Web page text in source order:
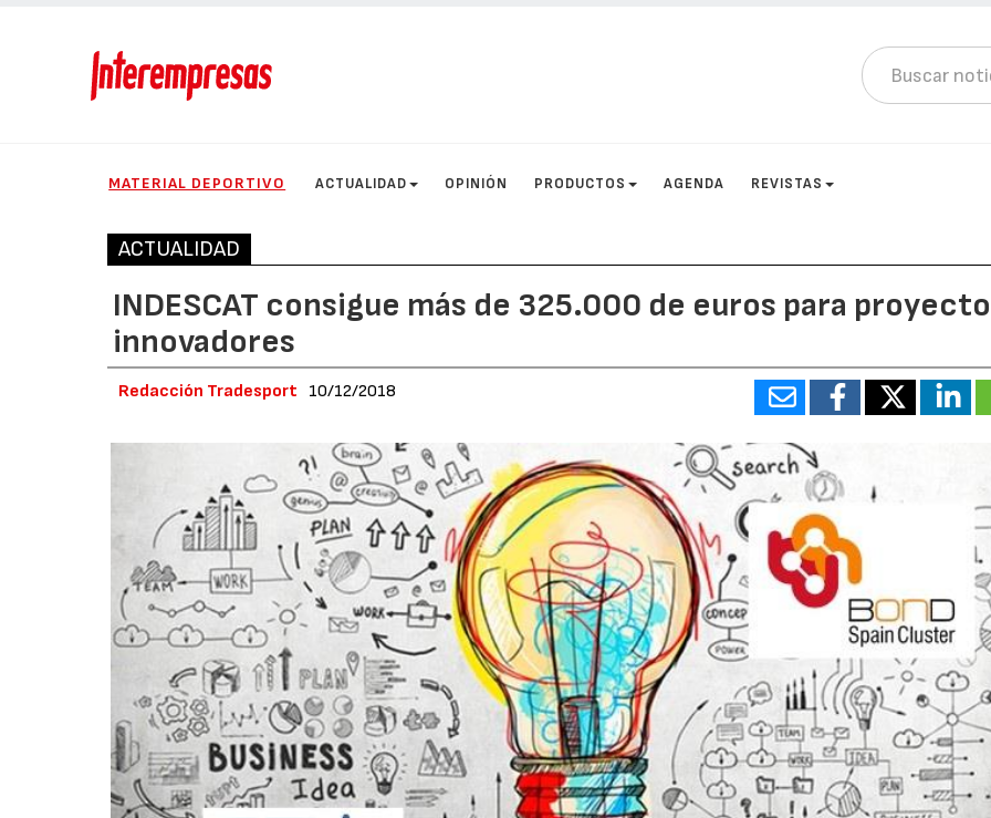
MATERIAL DEPORTIVO ACTUALIDAD OPINIÓN PRODUCTOS AGENDA REVISTAS
ACTUALIDAD
INDESCAT consigue más de 325.000 de euros para
innovadores
Redacción Tradesport 10/12/2018